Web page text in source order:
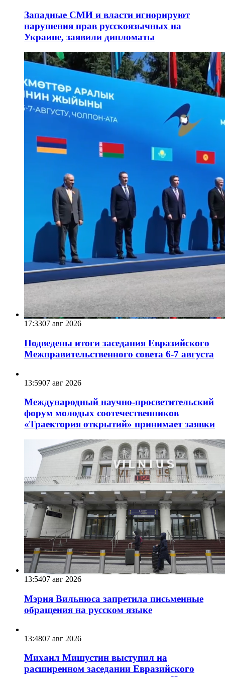
Западные СМИ и власти игнорируют
нарушения прав русскоязычных на
Украине, заявили дипломаты
17:3307 авг 2026
Подведены итоги заседания Евразийского
Межправительственного совета 6-7 августа
13:5907 авг 2026
Международный научно-просветительский
форум молодых соотечественников
«Траектория открытий» принимает заявки
13:5407 авг 2026
Мэрия Вильнюса запретила письменные
обращения на русском языке
13:4807 авг 2026
Михаил Мишустин выступил на
расширенном заседании Евразийского